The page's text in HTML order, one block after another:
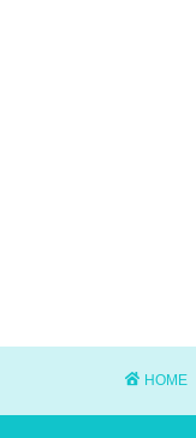
HOME